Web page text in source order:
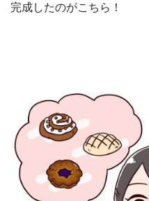
完成したのがこちら！